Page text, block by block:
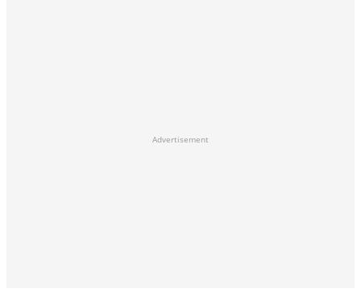
Advertisement